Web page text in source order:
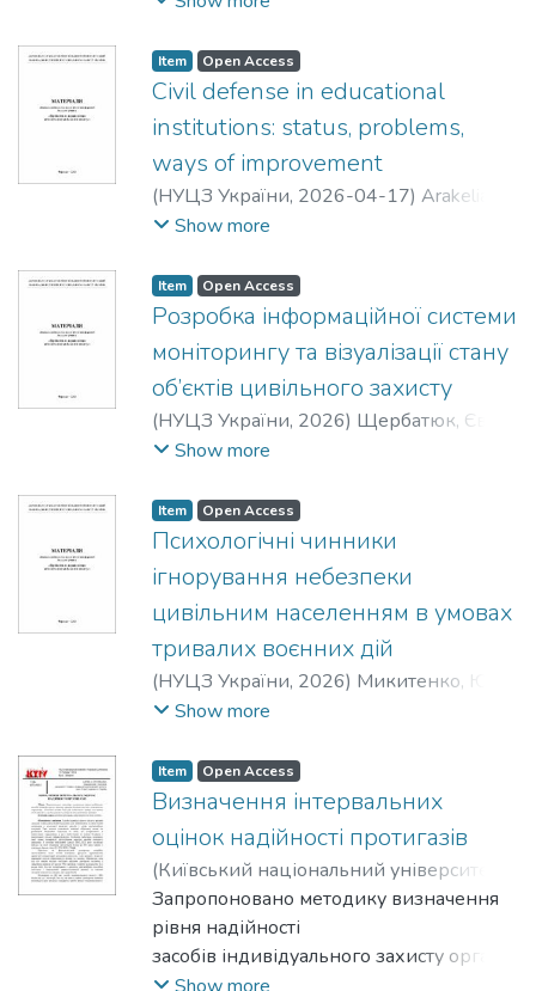
Item Open Access
Civil defense in educational
institutions: status, problems,
ways of improvement
(НУЦЗ України, 2026-04-17) Arakelian,
Albina;Zemlyanska, Olena
Show more
Item Open Access
Розробка інформаційної системи
моніторингу та візуалізації стану
об’єктів цивільного захисту
(НУЦЗ України, 2026) Щербатюк, Євген
Олександрович
Show more
Item Open Access
Психологічні чинники
ігнорування небезпеки
цивільним населенням в умовах
тривалих воєнних дій
(НУЦЗ України, 2026) Микитенко, Юрій
Андрійович;
Олексійович
Show more
Item Open Access
Визначення інтервальних
оцінок надійності протигазів
(Київський національний університет
технологій і дизайну,2024)Третякова,
Лариса Дмитрівна
Запропоновано методику визначення
рівня надійності
засобів індивідуального захисту органів
дихання, яка дає можливість